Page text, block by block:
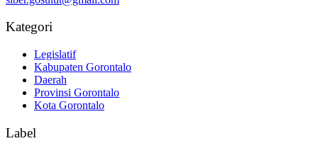
Kategori
Legislatif
Kabupaten Gorontalo
Daerah
Provinsi Gorontalo
Kota Gorontalo
Label